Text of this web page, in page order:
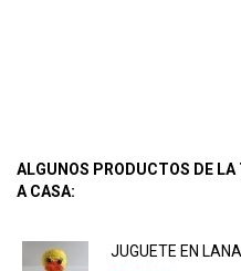
ALGUNOS PRODUCTOS DE
A CASA:
JUGUETE EN